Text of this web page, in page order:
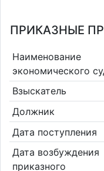
ПРИКАЗНЫЕ
Наименование
экономического
Взыскатель
Должник
Дата поступления
Дата возбуждения
приказного